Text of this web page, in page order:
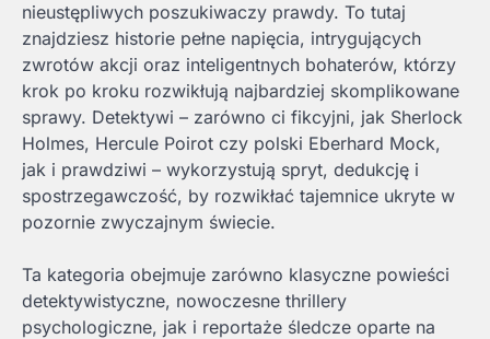
nieustępliwych poszukiwaczy prawdy. To tutaj
znajdziesz historie pełne napięcia, intrygujących
zwrotów akcji oraz inteligentnych bohaterów, którzy
krok po kroku rozwikłują najbardziej skomplikowane
sprawy. Detektywi – zarówno ci fikcyjni, jak Sherlock
Holmes, Hercule Poirot czy polski Eberhard Mock,
jak i prawdziwi – wykorzystują spryt, dedukcję i
spostrzegawczość, by rozwikłać tajemnice ukryte w
pozornie zwyczajnym świecie.
Ta kategoria obejmuje zarówno klasyczne powieści
detektywistyczne, nowoczesne thrillery
psychologiczne, jak i reportaże śledcze oparte na